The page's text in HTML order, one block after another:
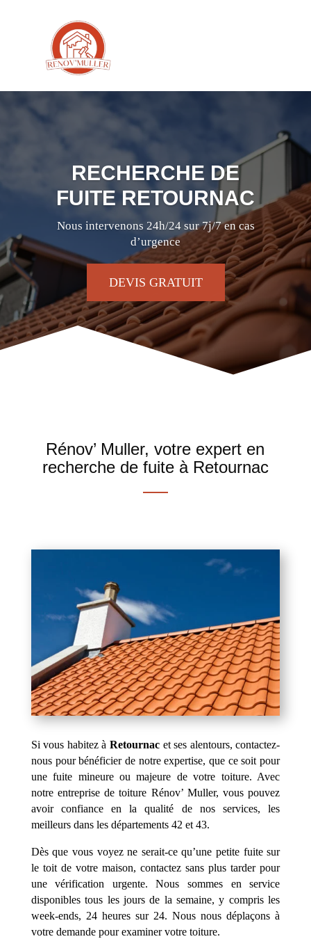
RECHERCHE DE
FUITE RETOURNAC
Nous intervenons 24h/24 sur 7j/7 en cas
d’urgence
DEVIS GRATUIT
Rénov’ Muller, votre expert en
recherche de fuite à Retournac
Si vous habitez à Retournac et ses alentours, contactez-
nous pour bénéficier de notre expertise, que ce soit pour
une fuite mineure ou majeure de votre toiture. Avec
notre entreprise de toiture Rénov’ Muller, vous pouvez
avoir confiance en la qualité de nos services, les
meilleurs dans les départements 42 et 43.
Dès que vous voyez ne serait-ce qu’une petite fuite sur
le toit de votre maison, contactez sans plus tarder pour
une vérification urgente. Nous sommes en service
disponibles tous les jours de la semaine, y compris les
week-ends, 24 heures sur 24. Nous nous déplaçons à
votre demande pour examiner votre toiture.